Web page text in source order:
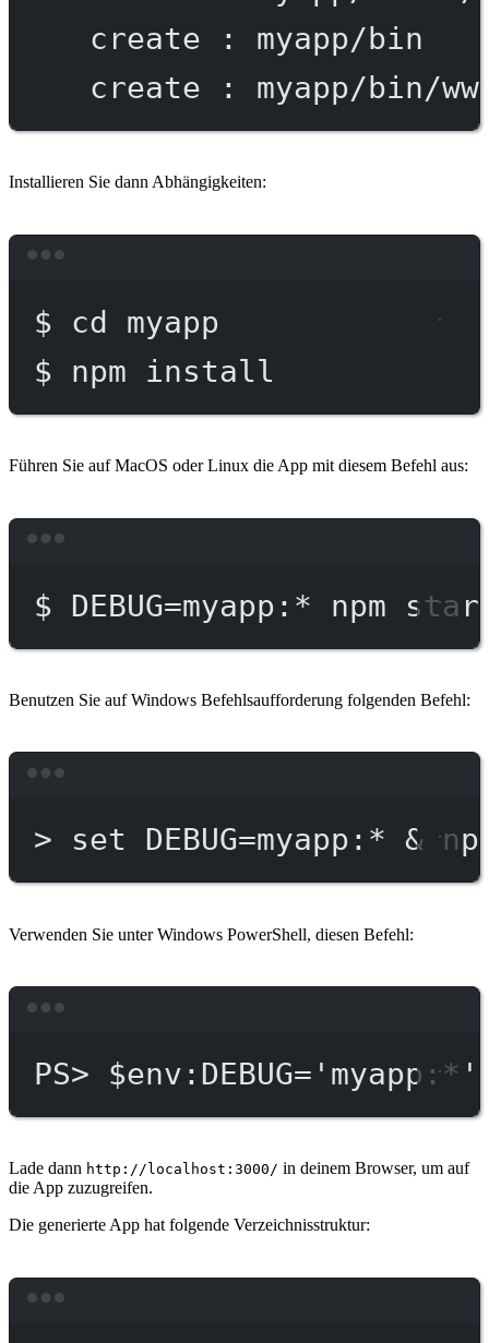
create
:
myapp/bin
create
: myapp/bin/
Installieren Sie dann Abhängigkeiten:
$ cd
myapp
$
npm install
Führen Sie auf MacOS oder Linux die App mit diesem Befehl aus:
$ DEBUG=myapp: * npm
Benutzen Sie auf Windows Befehlsaufforderung folgenden Befehl:
> set DEBUG=myapp:* &
Verwenden Sie unter Windows PowerShell, diesen Befehl:
PS> $env :DEBUG='myapp:*'
Lade dann http://localhost:3000/ in deinem Browser, um auf
die App zuzugreifen.
Die generierte App hat folgende Verzeichnisstruktur: